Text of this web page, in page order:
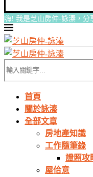
嗨! 我是芝山房仲-詠溱，分
首頁
關於詠溱
全部文章
房地產知識
工作隨筆錄
證照攻
屋佮意